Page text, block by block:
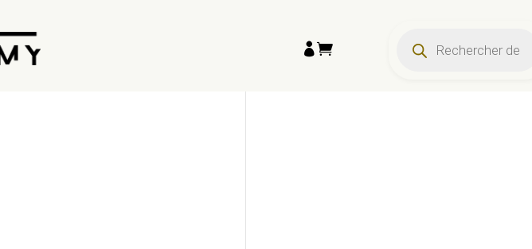
 produits